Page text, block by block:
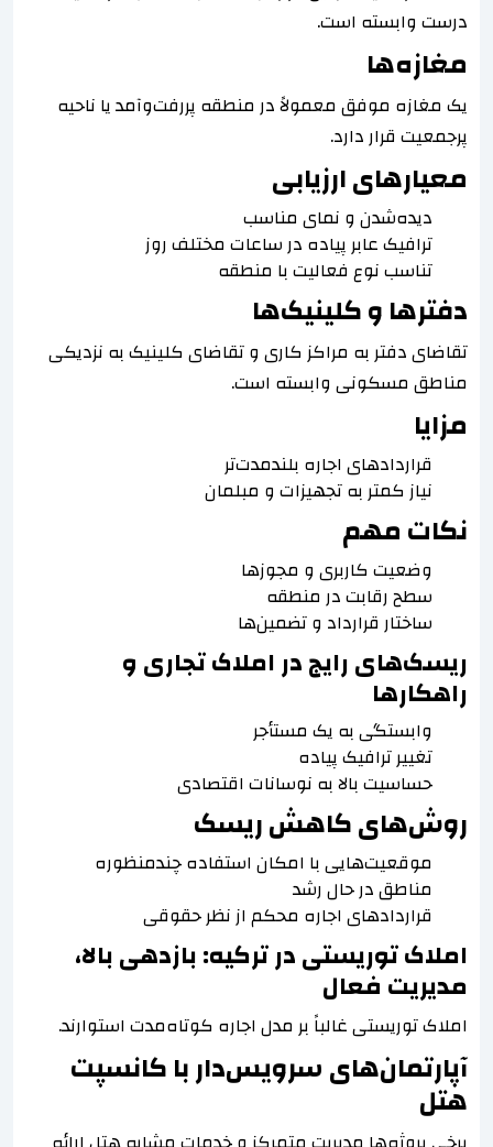
درست وابسته است.
مغازه‌ها
یک مغازه موفق معمولاً در منطقه پررفت‌وآمد یا ناحیه
پرجمعیت قرار دارد.
معیارهای ارزیابی
دیده‌شدن و نمای مناسب
ترافیک عابر پیاده در ساعات مختلف روز
تناسب نوع فعالیت با منطقه
دفترها و کلینیک‌ها
تقاضای دفتر به مراکز کاری و تقاضای کلینیک به نزدیکی
مناطق مسکونی وابسته است.
مزایا
قراردادهای اجاره بلندمدت‌تر
نیاز کمتر به تجهیزات و مبلمان
نکات مهم
وضعیت کاربری و مجوزها
سطح رقابت در منطقه
ساختار قرارداد و تضمین‌ها
ریسک‌های رایج در املاک تجاری و
راهکارها
وابستگی به یک مستأجر
تغییر ترافیک پیاده
حساسیت بالا به نوسانات اقتصادی
روش‌های کاهش ریسک
موقعیت‌هایی با امکان استفاده چندمنظوره
مناطق در حال رشد
قراردادهای اجاره محکم از نظر حقوقی
املاک توریستی در ترکیه: بازدهی بالا،
مدیریت فعال
املاک توریستی غالباً بر مدل اجاره کوتاه‌مدت استوارند.
آپارتمان‌های سرویس‌دار با کانسپت
هتل